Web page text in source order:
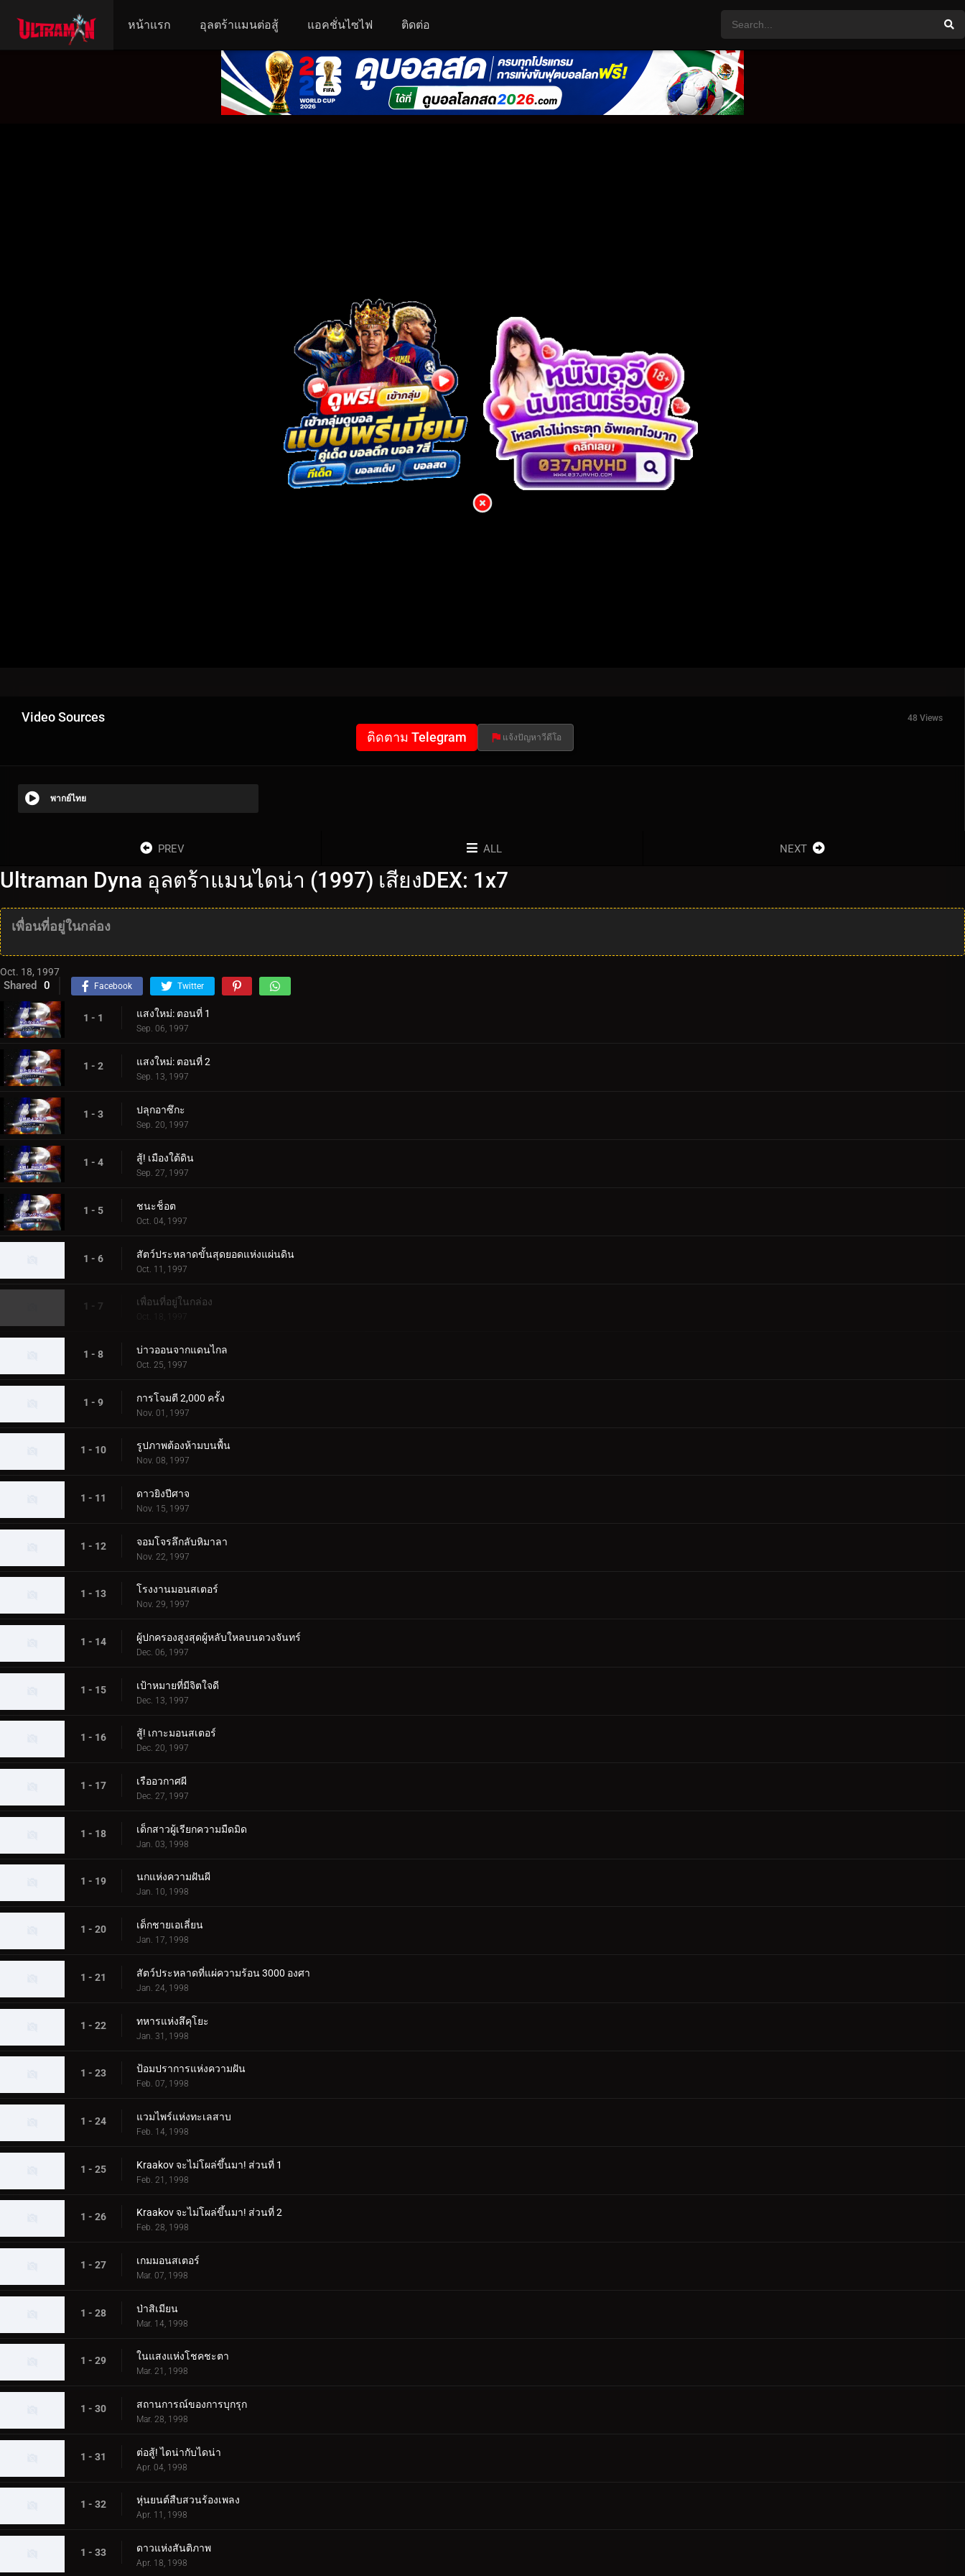
หน้าแรก อุลตร้าแมนต่อสู้ แอคชั่นไซไฟ ติดต่อ
Video Sources 48 Views
ติดตาม Telegram แจ้งปัญหาวีดีโอ
พากย์ไทย
PREV ALL NEXT
Ultraman Dyna อุลตร้าแมนไดน่า (1997) เสียงDEX: 1x7
เพื่อนที่อยู่ในกล่อง
Oct. 18, 1997
Shared 0 Facebook Twitter
1 - 1 แสงใหม่: ตอนที่ 1
Sep. 06, 1997
1 - 2 แสงใหม่: ตอนที่ 2
Sep. 13, 1997
1 - 3 ปลุกอาซึกะ
Sep. 20, 1997
1 - 4 สู้! เมืองใต้ดิน
Sep. 27, 1997
1 - 5 ชนะช็อต
Oct. 04, 1997
1 - 6 สัตว์ประหลาดขั้นสุดยอดแห่งแผ่นดิน
Oct. 11, 1997
1 - 7 เพื่อนที่อยู่ในกล่อง
Oct. 18, 1997
1 - 8 บ่าวออนจากแดนไกล
Oct. 25, 1997
1 - 9 การโจมตี 2,000 ครั้ง
Nov. 01, 1997
1 - 10 รูปภาพต้องห้ามบนพื้น
Nov. 08, 1997
1 - 11 ดาวยิงปีศาจ
Nov. 15, 1997
1 - 12 จอมโจรลึกลับหิมาลา
Nov. 22, 1997
1 - 13 โรงงานมอนสเตอร์
Nov. 29, 1997
1 - 14 ผู้ปกครองสูงสุดผู้หลับใหลบนดวงจันทร์
Dec. 06, 1997
1 - 15 เป้าหมายที่มีจิตใจดี
Dec. 13, 1997
1 - 16 สู้! เกาะมอนสเตอร์
Dec. 20, 1997
1 - 17 เรืออวกาศผี
Dec. 27, 1997
1 - 18 เด็กสาวผู้เรียกความมืดมิด
Jan. 03, 1998
1 - 19 นกแห่งความฝันผี
Jan. 10, 1998
1 - 20 เด็กชายเอเลี่ยน
Jan. 17, 1998
1 - 21 สัตว์ประหลาดที่แผ่ความร้อน 3000 องศา
Jan. 24, 1998
1 - 22 ทหารแห่งสึคุโยะ
Jan. 31, 1998
1 - 23 ป้อมปราการแห่งความฝัน
Feb. 07, 1998
1 - 24 แวมไพร์แห่งทะเลสาบ
Feb. 14, 1998
1 - 25 Kraakov จะไม่โผล่ขึ้นมา! ส่วนที่ 1
Feb. 21, 1998
1 - 26 Kraakov จะไม่โผล่ขึ้นมา! ส่วนที่ 2
Feb. 28, 1998
1 - 27 เกมมอนสเตอร์
Mar. 07, 1998
1 - 28 ป่าสิเมียน
Mar. 14, 1998
1 - 29 ในแสงแห่งโชคชะตา
Mar. 21, 1998
1 - 30 สถานการณ์ของการบุกรุก
Mar. 28, 1998
1 - 31 ต่อสู้! ไดน่ากับไดน่า
Apr. 04, 1998
1 - 32 หุ่นยนต์สืบสวนร้องเพลง
Apr. 11, 1998
1 - 33 ดาวแห่งสันติภาพ
Apr. 18, 1998